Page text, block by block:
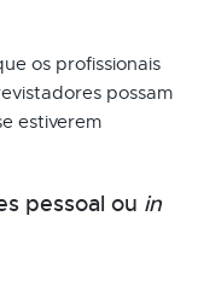
os profissionais
possam
estiverem
pessoal ou in